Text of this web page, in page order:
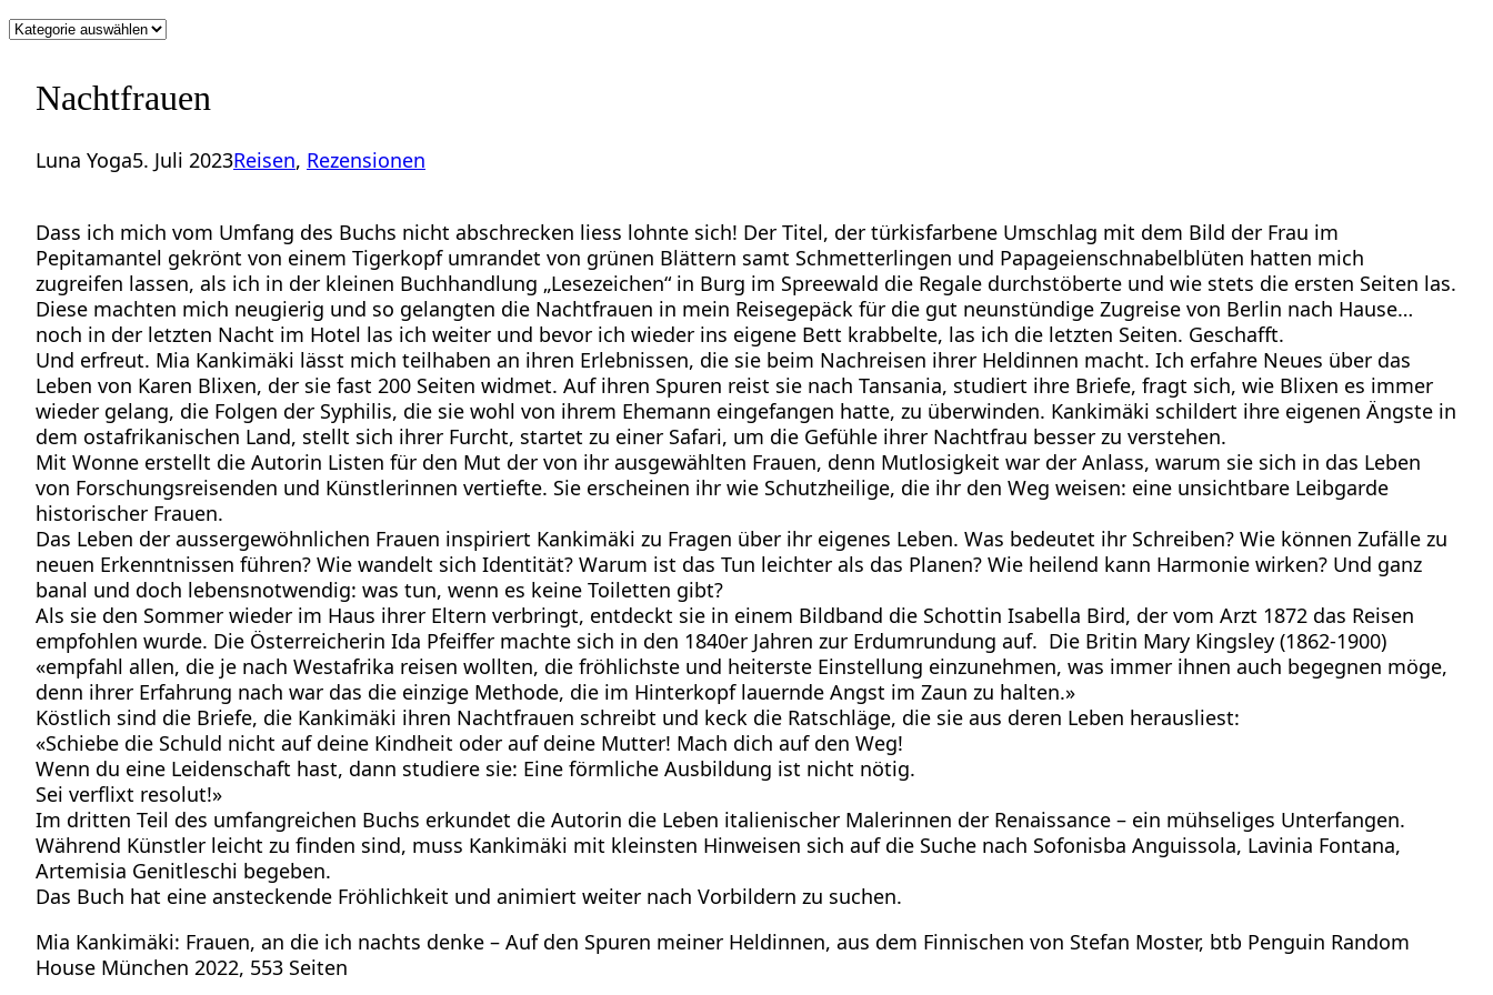
Kategorien
Nachtfrauen
Luna Yoga5. Juli 2023Reisen, Rezensionen
Dass ich mich vom Umfang des Buchs nicht abschrecken liess lohnte sich! Der Titel, der türkisfarbene Umschlag mit dem Bild der Frau im
Pepitamantel gekrönt von einem Tigerkopf umrandet von grünen Blättern samt Schmetterlingen und Papageienschnabelblüten hatten mich
zugreifen lassen, als ich in der kleinen Buchhandlung „Lesezeichen“ in Burg im Spreewald die Regale durchstöberte und wie stets die ersten Seiten las.
Diese machten mich neugierig und so gelangten die Nachtfrauen in mein Reisegepäck für die gut neunstündige Zugreise von Berlin nach Hause…
noch in der letzten Nacht im Hotel las ich weiter und bevor ich wieder ins eigene Bett krabbelte, las ich die letzten Seiten. Geschafft.
Und erfreut. Mia Kankimäki lässt mich teilhaben an ihren Erlebnissen, die sie beim Nachreisen ihrer Heldinnen macht. Ich erfahre Neues über das
Leben von Karen Blixen, der sie fast 200 Seiten widmet. Auf ihren Spuren reist sie nach Tansania, studiert ihre Briefe, fragt sich, wie Blixen es immer
wieder gelang, die Folgen der Syphilis, die sie wohl von ihrem Ehemann eingefangen hatte, zu überwinden. Kankimäki schildert ihre eigenen Ängste in
dem ostafrikanischen Land, stellt sich ihrer Furcht, startet zu einer Safari, um die Gefühle ihrer Nachtfrau besser zu verstehen.
Mit Wonne erstellt die Autorin Listen für den Mut der von ihr ausgewählten Frauen, denn Mutlosigkeit war der Anlass, warum sie sich in das Leben
von Forschungsreisenden und Künstlerinnen vertiefte. Sie erscheinen ihr wie Schutzheilige, die ihr den Weg weisen: eine unsichtbare Leibgarde
historischer Frauen.
Das Leben der aussergewöhnlichen Frauen inspiriert Kankimäki zu Fragen über ihr eigenes Leben. Was bedeutet ihr Schreiben? Wie können Zufälle zu
neuen Erkenntnissen führen? Wie wandelt sich Identität? Warum ist das Tun leichter als das Planen? Wie heilend kann Harmonie wirken? Und ganz
banal und doch lebensnotwendig: was tun, wenn es keine Toiletten gibt?
Als sie den Sommer wieder im Haus ihrer Eltern verbringt, entdeckt sie in einem Bildband die Schottin Isabella Bird, der vom Arzt 1872 das Reisen
empfohlen wurde. Die Österreicherin Ida Pfeiffer machte sich in den 1840er Jahren zur Erdumrundung auf. Die Britin Mary Kingsley (1862-1900)
«empfahl allen, die je nach Westafrika reisen wollten, die fröhlichste und heiterste Einstellung einzunehmen, was immer ihnen auch begegnen möge,
denn ihrer Erfahrung nach war das die einzige Methode, die im Hinterkopf lauernde Angst im Zaun zu halten.»
Köstlich sind die Briefe, die Kankimäki ihren Nachtfrauen schreibt und keck die Ratschläge, die sie aus deren Leben herausliest:
«Schiebe die Schuld nicht auf deine Kindheit oder auf deine Mutter! Mach dich auf den Weg!
Wenn du eine Leidenschaft hast, dann studiere sie: Eine förmliche Ausbildung ist nicht nötig.
Sei verflixt resolut!»
Im dritten Teil des umfangreichen Buchs erkundet die Autorin die Leben italienischer Malerinnen der Renaissance – ein mühseliges Unterfangen.
Während Künstler leicht zu finden sind, muss Kankimäki mit kleinsten Hinweisen sich auf die Suche nach Sofonisba Anguissola, Lavinia Fontana,
Artemisia Genitleschi begeben.
Das Buch hat eine ansteckende Fröhlichkeit und animiert weiter nach Vorbildern zu suchen.
Mia Kankimäki: Frauen, an die ich nachts denke – Auf den Spuren meiner Heldinnen, aus dem Finnischen von Stefan Moster, btb Penguin Random
House München 2022, 553 Seiten